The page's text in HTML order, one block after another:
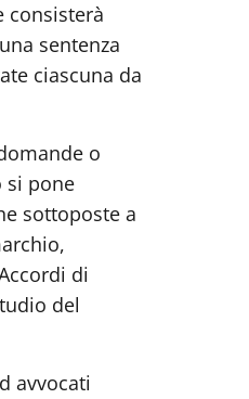
consisterà
sentenza
ciascuna da
o
si pone
sottoposte a
di
del
avvocati